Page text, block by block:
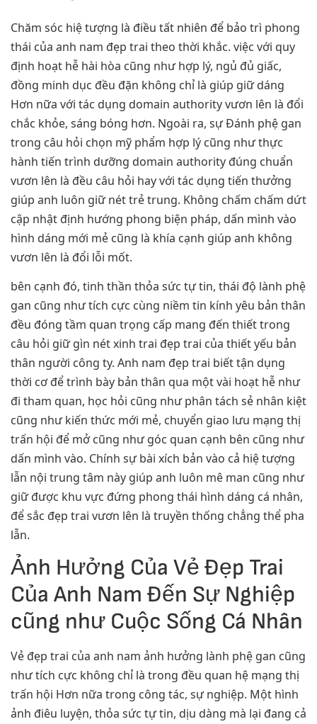
Chăm sóc hiệ tượng là điều tất nhiên để bảo trì phong
thái của anh nam đẹp trai theo thời khắc. việc với quy
định hoạt hễ hài hòa cũng như hợp lý, ngủ đủ giấc,
đồng minh dục đều đặn không chỉ là giúp giữ dáng
Hơn nữa với tác dụng domain authority vươn lên là đổi
chắc khỏe, sáng bóng hơn. Ngoài ra, sự Đánh phệ gan
trong câu hỏi chọn mỹ phẩm hợp lý cũng như thực
hành tiến trình dưỡng domain authority đúng chuẩn
vươn lên là đều câu hỏi hay với tác dụng tiến thưởng
giúp anh luôn giữ nét trẻ trung. Không chấm chấm dứt
cập nhật định hướng phong biện pháp, dấn mình vào
hình dáng mới mẻ cũng là khía cạnh giúp anh không
vươn lên là đổi lỗi mốt.
bên cạnh đó, tinh thần thỏa sức tự tin, thái độ lành phệ
gan cũng như tích cực cùng niềm tin kính yêu bản thân
đều đóng tầm quan trọng cấp mang đến thiết trong
câu hỏi giữ gìn nét xinh trai đẹp trai của thiết yếu bản
thân người công ty. Anh nam đẹp trai biết tận dụng
thời cơ để trình bày bản thân qua một vài hoạt hễ như
đi tham quan, học hỏi cũng như phân tách sẻ nhân kiệt
cũng như kiến thức mới mẻ, chuyển giao lưu mạng thị
trấn hội để mở cũng như góc quan cạnh bên cũng như
dấn mình vào. Chính sự bài xích bản vào cả hiệ tượng
lẫn nội trung tâm này giúp anh luôn mê man cũng như
giữ được khu vực đứng phong thái hình dáng cá nhân,
để sắc đẹp trai vươn lên là truyền thống chẳng thể pha
lẫn.
Ảnh Hưởng Của Vẻ Đẹp Trai
Của Anh Nam Đến Sự Nghiệp
cũng như Cuộc Sống Cá Nhân
Vẻ đẹp trai của anh nam ảnh hưởng lành phệ gan cũng
như tích cực không chỉ là trong đều quan hệ mạng thị
trấn hội Hơn nữa trong công tác, sự nghiệp. Một hình
ảnh điêu luyện, thỏa sức tự tin, dịu dàng mà lại đang cả